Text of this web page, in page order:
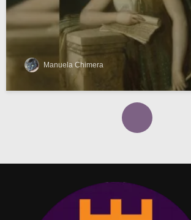
Manuela Chimera